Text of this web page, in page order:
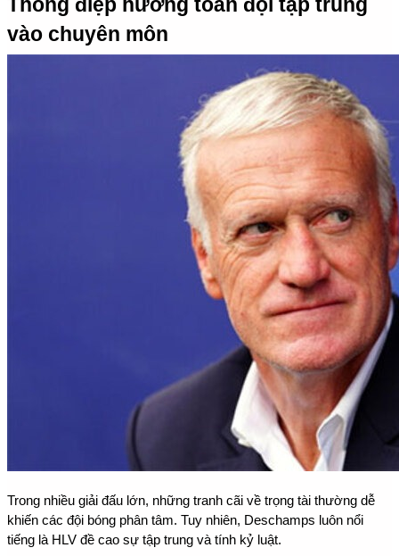
Thông điệp hướng toàn đội tập trung
vào chuyên môn
Trong nhiều giải đấu lớn, những tranh cãi về trọng tài thường dễ
khiến các đội bóng phân tâm. Tuy nhiên, Deschamps luôn nổi
tiếng là HLV đề cao sự tập trung và tính kỷ luật.